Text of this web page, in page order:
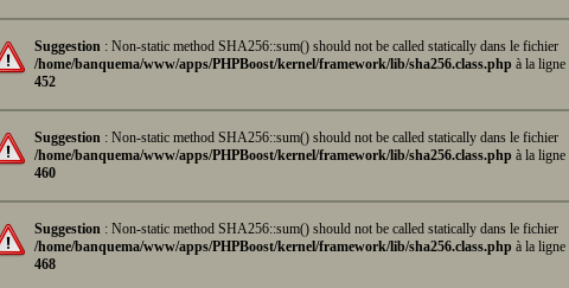
Suggestion : Non-static method SHA256::sum() should not be called statically dans le fichier
/home/banquema/www/apps/PHPBoost/kernel/framework/lib/sha256.class.php à la ligne
452
Suggestion : Non-static method SHA256::sum() should not be called statically dans le fichier
/home/banquema/www/apps/PHPBoost/kernel/framework/lib/sha256.class.php à la ligne
460
Suggestion : Non-static method SHA256::sum() should not be called statically dans le fichier
/home/banquema/www/apps/PHPBoost/kernel/framework/lib/sha256.class.php à la ligne
468